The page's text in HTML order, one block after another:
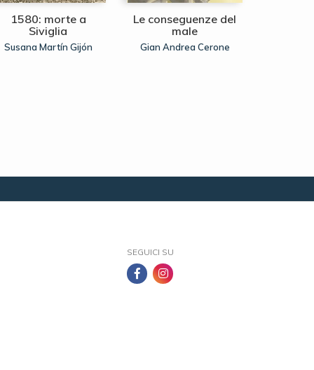
1580: morte a
Siviglia
Susana Martín Gijón
Le conseguenze del
male
Gian Andrea Cerone
SEGUICI SU